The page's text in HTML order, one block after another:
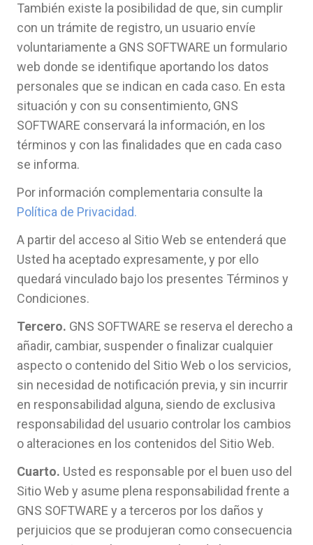
También existe la posibilidad de que, sin cumplir
con un trámite de registro, un usuario envíe
voluntariamente a GNS SOFTWARE un formulario
web donde se identifique aportando los datos
personales que se indican en cada caso. En esta
situación y con su consentimiento, GNS
SOFTWARE conservará la información, en los
términos y con las finalidades que en cada caso
se informa.
Por información complementaria consulte la
Política de Privacidad.
A partir del acceso al Sitio Web se entenderá que
Usted ha aceptado expresamente, y por ello
quedará vinculado bajo los presentes Términos y
Condiciones.
Tercero. GNS SOFTWARE se reserva el derecho a
añadir, cambiar, suspender o finalizar cualquier
aspecto o contenido del Sitio Web o los servicios,
sin necesidad de notificación previa, y sin incurrir
en responsabilidad alguna, siendo de exclusiva
responsabilidad del usuario controlar los cambios
o alteraciones en los contenidos del Sitio Web.
Cuarto. Usted es responsable por el buen uso del
Sitio Web y asume plena responsabilidad frente a
GNS SOFTWARE y a terceros por los daños y
perjuicios que se produjeran como consecuencia